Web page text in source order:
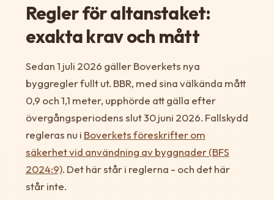
Regler för altanstaket:
exakta krav och mått
Sedan 1 juli 2026 gäller Boverkets nya
byggregler fullt ut. BBR, med sina välkända mått
0,9 och 1,1 meter, upphörde att gälla efter
övergångsperiodens slut 30 juni 2026. Fallskydd
regleras nu i Boverkets föreskrifter om
säkerhet vid användning av byggnader (BFS
2024:9). Det här står i reglerna - och det här
står inte.